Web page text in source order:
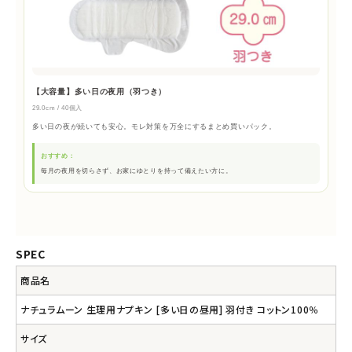
【大容量】多い日の夜用（羽つき）
29.0cm / 40個入
多い日の夜が続いても安心。モレ対策を万全にするまとめ買いパック。
おすすめ：
毎月の夜用を切らさず、お家にゆとりを持って備えたい方に。
SPEC
商品名
ナチュラムーン 生理用ナプキン [多い日の昼用] 羽付き コットン100％
サイズ